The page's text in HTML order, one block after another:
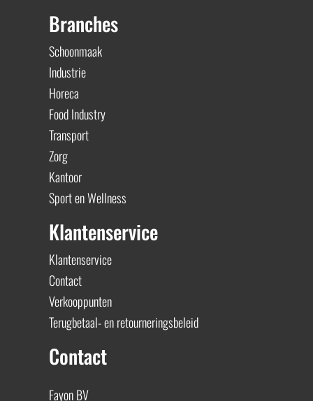
Branches
Schoonmaak
Industrie
Horeca
Food Industry
Transport
Zorg
Kantoor
Sport en Wellness
Klantenservice
Klantenservice
Contact
Verkooppunten
Terugbetaal- en retourneringsbeleid
Contact
Fayon BV